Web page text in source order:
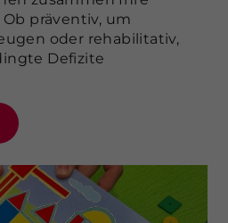
präventiv, um
oder rehabilitativ,
Defizite